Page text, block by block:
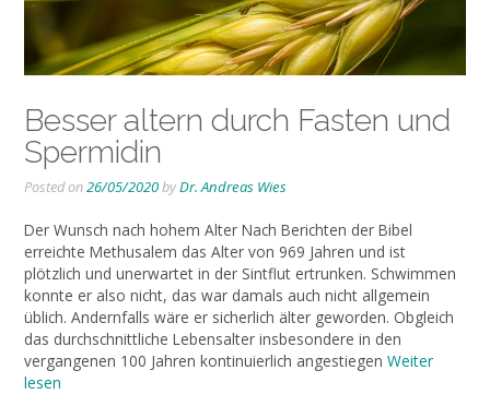
Besser altern durch Fasten und
Spermidin
Posted on26/05/2020byDr. Andreas Wies
Der Wunsch nach hohem Alter Nach Berichten der Bibel
erreichte Methusalem das Alter von 969 Jahren und ist
plötzlich und unerwartet in der Sintflut ertrunken. Schwimmen
konnte er also nicht, das war damals auch nicht allgemein
üblich. Andernfalls wäre er sicherlich älter geworden. Obgleich
das durchschnittliche Lebensalter insbesondere in den
vergangenen 100 Jahren kontinuierlich angestiegen Weiter
lesen